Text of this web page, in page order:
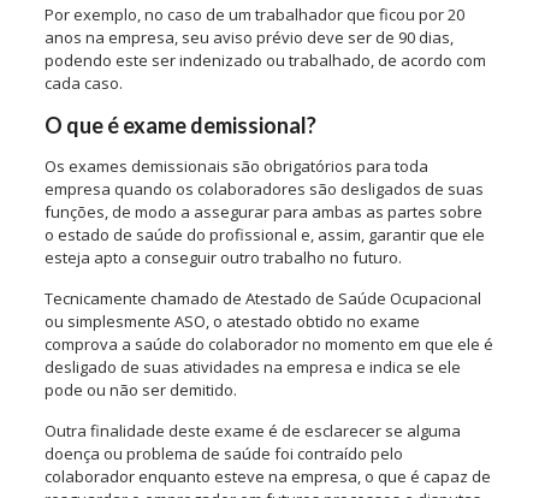
Por exemplo, no caso de um trabalhador que ficou por 20
anos na empresa, seu aviso prévio deve ser de 90 dias,
podendo este ser indenizado ou trabalhado, de acordo com
cada caso.
O que é exame demissional?
Os exames demissionais são obrigatórios para toda
empresa quando os colaboradores são desligados de suas
funções, de modo a assegurar para ambas as partes sobre
o estado de saúde do profissional e, assim, garantir que ele
esteja apto a conseguir outro trabalho no futuro.
Tecnicamente chamado de Atestado de Saúde Ocupacional
ou simplesmente ASO, o atestado obtido no exame
comprova a saúde do colaborador no momento em que ele é
desligado de suas atividades na empresa e indica se ele
pode ou não ser demitido.
Outra finalidade deste exame é de esclarecer se alguma
doença ou problema de saúde foi contraído pelo
colaborador enquanto esteve na empresa, o que é capaz de